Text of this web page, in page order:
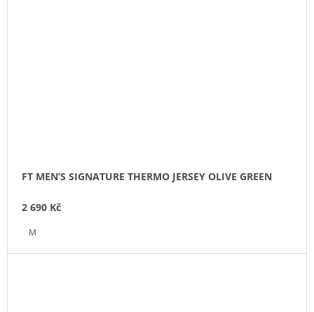
FT MEN’S SIGNATURE THERMO JERSEY OLIVE GREEN
2 690 Kč
M